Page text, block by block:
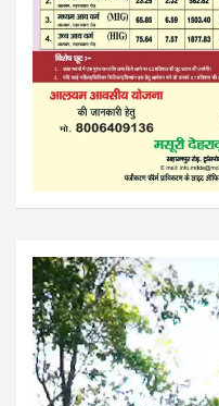
Video
Player